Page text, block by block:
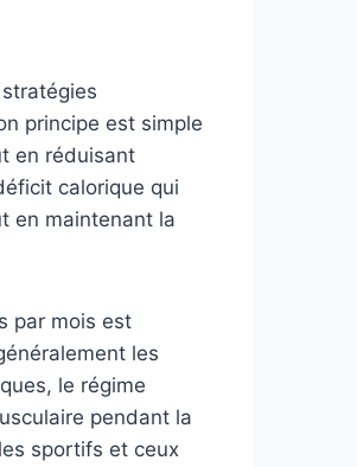
principe est simple
en réduisant
calorique qui
en maintenant la
par mois est
les
le régime
pendant la
sportifs et ceux